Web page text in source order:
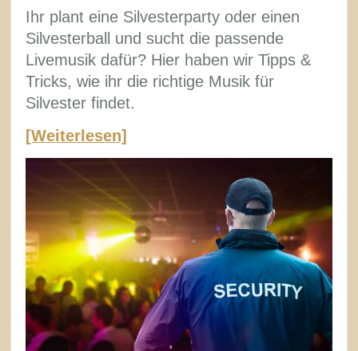
Ihr plant eine Silvesterparty oder einen
Silvesterball und sucht die passende
Livemusik dafür? Hier haben wir Tipps &
Tricks, wie ihr die richtige Musik für
Silvester findet.
[Weiterlesen]